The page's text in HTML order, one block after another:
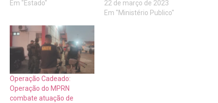
Em "Estado"
22 de março de 2023
Em "Ministério Publico"
Operação Cadeado:
Operação do MPRN
combate atuação de